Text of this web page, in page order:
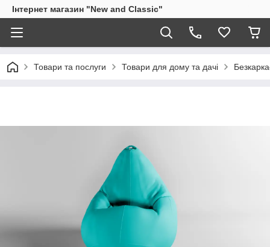
Інтернет магазин "New and Classic"
Товари та послуги Товари для дому та дачі